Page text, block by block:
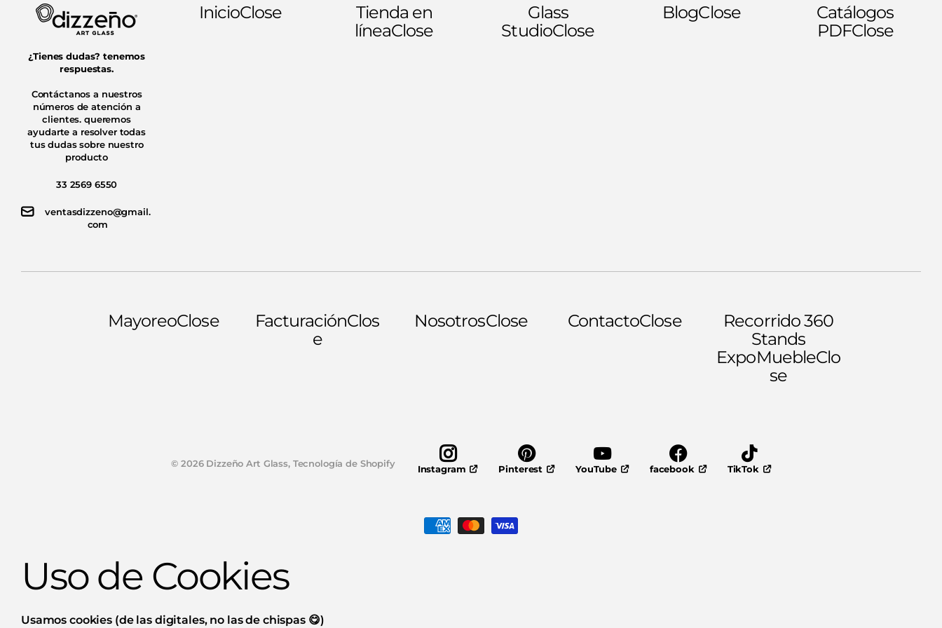
¿Tienes dudas? tenemos
respuestas.
Contáctanos a nuestros
números de atención a
clientes. queremos
ayudarte a resolver todas
tus dudas sobre nuestro
producto
33 2569 6550
ventasdizzeno@gmail.
com
InicioClose
Tienda en
líneaClose
Glass
StudioClose
BlogClose
Catálogos
PDFClose
MayoreoClose FacturaciónClos
e
NosotrosClose ContactoClose
Recorrido 360
Stands
ExpoMuebleClo
se
©2026Dizzeño Art Glass, Tecnología de Shopify Instagram Pinterest YouTube facebook TikTok
Uso de Cookies
Usamos cookies (de las digitales, no las de chispas 😋)